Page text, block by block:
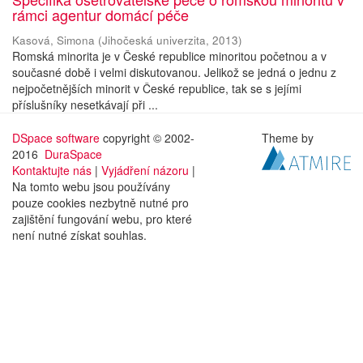
rámci agentur domácí péče
Kasová, Simona (Jihočeská univerzita, 2013)
Romská minorita je v České republice minoritou početnou a v
současné době i velmi diskutovanou. Jelikož se jedná o jednu z
nejpočetnějších minorit v České republice, tak se s jejími
příslušníky nesetkávají při ...
DSpace software copyright © 2002-
2016 DuraSpace
Kontaktujte nás | Vyjádření názoru |
Na tomto webu jsou používány
pouze cookies nezbytně nutné pro
zajištění fungování webu, pro které
není nutné získat souhlas.
Theme by